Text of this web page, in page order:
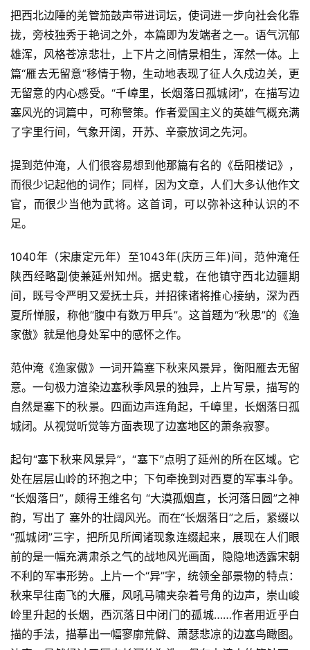
把西北边陲的羌管笳鼓声带进词坛，使词进一步向社会化靠
拢，旁枝独秀于艳词之外，本篇即为发端者之一。语气沉郁
雄浑，风格苍凉悲壮，上下片之间情景相生，浑然一体。上
篇“雁去无留意”移情于物，生动地表现了征人久戍边关，更
无留意的内心感受。“千嶂里，长烟落日孤城闭”，在描写边
塞风光的词篇中，可称警策。作者爱国主义的英雄气概充满
了字里行间，气象开阔，开苏、辛豪放词之先河。
提到范仲淹，人们很容易想到他那篇有名的《岳阳楼记》，
而很少记起他的词作；同样，因为文章，人们大多认他作文
官，而很少当他为武将。这首词，可以弥补这种认识的不
足。
1040年（宋康定元年）至1043年(庆历三年)间，范仲淹任
陕西经略副使兼延州知州。据史载，在他镇守西北边疆期
间，既号令严明又爱抚士兵，并招徕诸将推心接纳，深为西
夏所惮服，称他“腹中有数万甲兵”。这首题为“秋思”的《渔
家傲》就是他身处军中的感怀之作。
范仲淹《渔家傲》一词开篇塞下秋来风景异，衡阳雁去无留
意。一句极力渲染边塞秋季风景的独异，上片写景，描写的
自然是塞下的秋景。四面边声连角起，千嶂里，长烟落日孤
城闭。从视觉听觉等方面表现了边塞地区的萧条寂寥。
起句“塞下秋来风景异”，“塞下”点明了延州的所在区域。它
处在层层山岭的环抱之中；下句牵挽到对西夏的军事斗争。
“长烟落日”，颇得王维名句 “大漠孤烟直，长河落日圆”之神
韵，写出了 塞外的壮阔风光。而在“长烟落日”之后，紧缀以
“孤城闭”三字，把所见所闻诸现象连缀起来，展现在人们眼
前的是一幅充满肃杀之气的战地风光画面，隐隐地透露宋朝
不利的军事形势。上片一个“异”字，统领全部景物的特点：
秋来早往南飞的大雁，风吼马啸夹杂着号角的边声，崇山峻
岭里升起的长烟，西沉落日中闭门的孤城……作者用近乎白
描的手法，描摹出一幅寥廓荒僻、萧瑟悲凉的边塞鸟瞰图。